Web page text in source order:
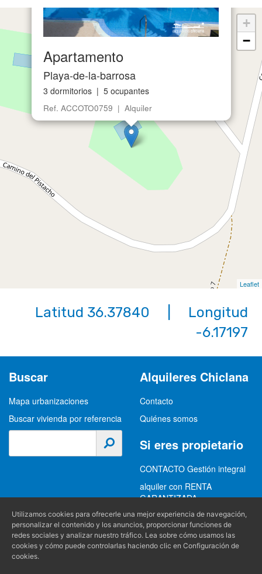
Apartamento
Playa-de-la-barrosa
3 dormitorios | 5 ocupantes
Ref. ACCOTO0759 | Alquiler
+
−
Leaflet
Latitud 36.37840 | Longitud
-6.17197
Buscar
Mapa urbanizaciones
Buscar vivienda por referencia
Alquileres Chiclana
Contacto
Quiénes somos
Si eres propietario
CONTACTO Gestión integral
alquiler con RENTA
GARANTIZADA
GESTION INTEGRAL
ALQUILER
Información
Utilizamos cookies para ofrecerle una mejor experiencia de navegación,
personalizar el contenido y los anuncios, proporcionar funciones de
redes sociales y analizar nuestro tráfico. Lea sobre cómo usamos las
cookies y cómo puede controlarlas haciendo clic en Configuración de
cookies.